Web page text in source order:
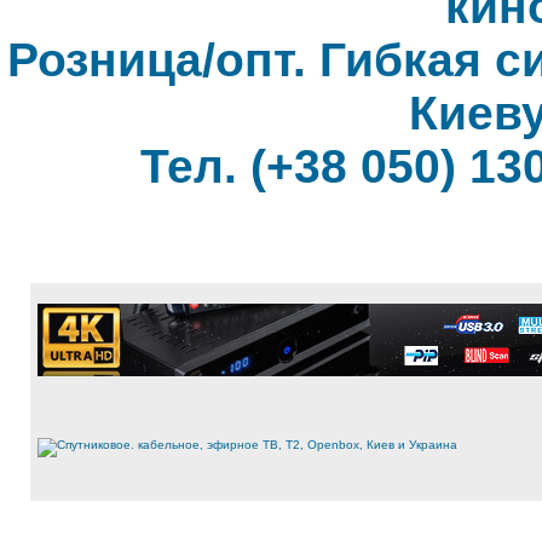
Розница/опт. Гибкая
Тел. (+38 050)